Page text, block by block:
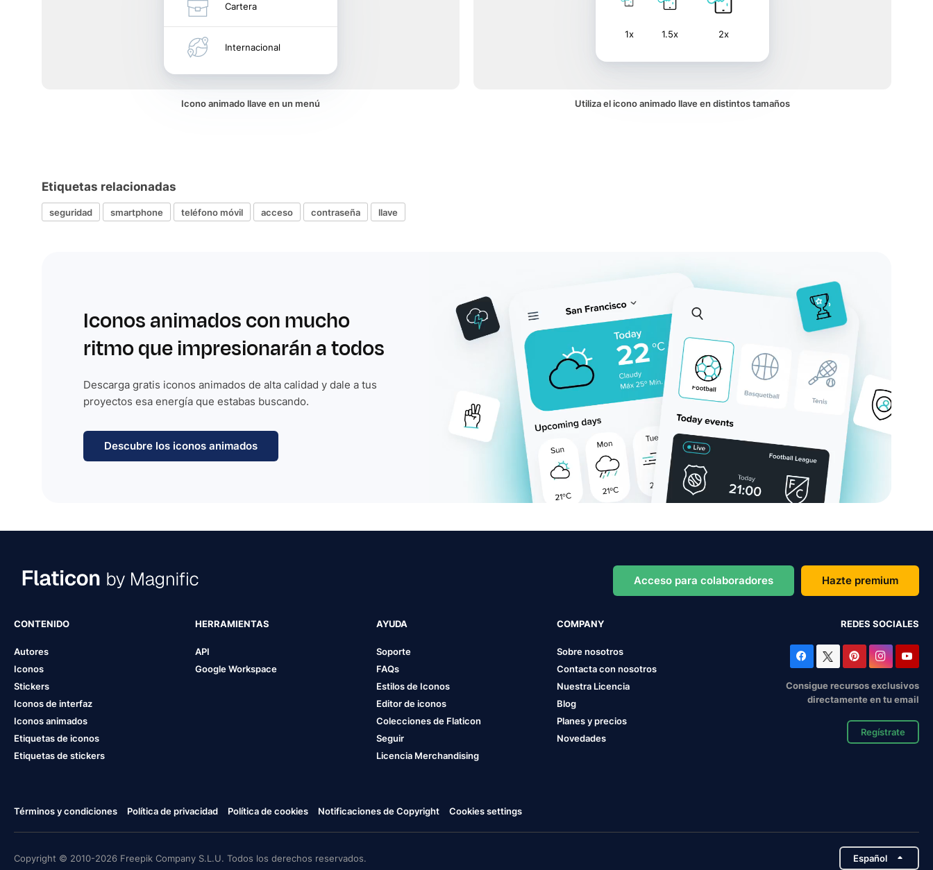
Cartera
Internacional
Icono animado llave en un menú
1x 1.5x 2x
Utiliza el icono animado llave en distintos tamaños
Etiquetas relacionadas
seguridad smartphone teléfono móvil acceso contraseña llave
Iconos animados con mucho
ritmo que impresionarán a todos
Descarga gratis iconos animados de alta calidad y dale a tus
proyectos esa energía que estabas buscando.
Descubre los iconos animados
Acceso para colaboradores Hazte premium
CONTENIDO
Autores
Iconos
Stickers
Iconos de interfaz
Iconos animados
Etiquetas de iconos
Etiquetas de stickers
HERRAMIENTAS
API
Google Workspace
AYUDA
Soporte
FAQs
Estilos de Iconos
Editor de iconos
Colecciones de Flaticon
Seguir
Licencia Merchandising
COMPANY
Sobre nosotros
Contacta con nosotros
Nuestra Licencia
Blog
Planes y precios
Novedades
REDES SOCIALES
Consigue recursos exclusivos
directamente en tu email
Regístrate
Términos y condiciones Política de privacidad Política de cookies Notificaciones de Copyright Cookies settings
Copyright © 2010-2026 Freepik Company S.L.U. Todos los derechos reservados. Español